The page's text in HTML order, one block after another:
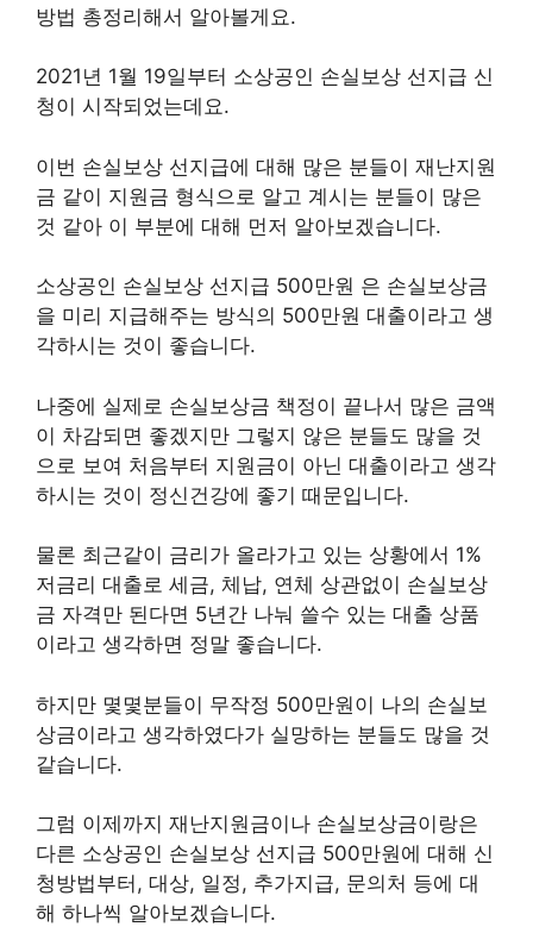
방법 총정리해서 알아볼게요.
2021년 1월 19일부터 소상공인 손실보상 선지급 신
청이 시작되었는데요.
이번 손실보상 선지급에 대해 많은 분들이 재난지원
금 같이 지원금 형식으로 알고 계시는 분들이 많은
것 같아 이 부분에 대해 먼저 알아보겠습니다.
소상공인 손실보상 선지급 500만원 은 손실보상금
을 미리 지급해주는 방식의 500만원 대출이라고 생
각하시는 것이 좋습니다.
나중에 실제로 손실보상금 책정이 끝나서 많은 금액
이 차감되면 좋겠지만 그렇지 않은 분들도 많을 것
으로 보여 처음부터 지원금이 아닌 대출이라고 생각
하시는 것이 정신건강에 좋기 때문입니다.
물론 최근같이 금리가 올라가고 있는 상황에서 1%
저금리 대출로 세금, 체납, 연체 상관없이 손실보상
금 자격만 된다면 5년간 나눠 쓸수 있는 대출 상품
이라고 생각하면 정말 좋습니다.
하지만 몇몇분들이 무작정 500만원이 나의 손실보
상금이라고 생각하였다가 실망하는 분들도 많을 것
같습니다.
그럼 이제까지 재난지원금이나 손실보상금이랑은
다른 소상공인 손실보상 선지급 500만원에 대해 신
청방법부터, 대상, 일정, 추가지급, 문의처 등에 대
해 하나씩 알아보겠습니다.